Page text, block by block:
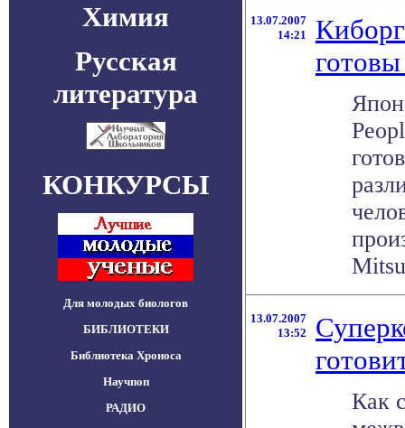
Химия
Русская
литература
КОНКУРСЫ
Для молодых биологов
БИБЛИОТЕКИ
Библиотека Хроноса
Научпоп
РАДИО
13.07.2007
14:21
13.07.2007
13:52
Как